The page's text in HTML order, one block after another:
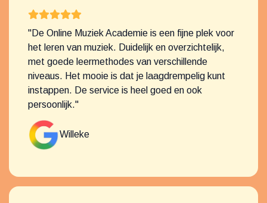
"De Online Muziek Academie is een fijne plek voor
het leren van muziek. Duidelijk en overzichtelijk,
met goede leermethodes van verschillende
niveaus. Het mooie is dat je laagdrempelig kunt
instappen. De service is heel goed en ook
persoonlijk."
Willeke